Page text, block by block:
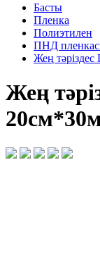
Басты
Пленка
Полиэтилен
ПНД
Жең
Жең